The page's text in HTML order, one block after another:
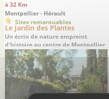
à 32 Km
Montpellier - Hérault
Sites remarquables
Le Jardin des Plantes
Un écrin de nature empreint
d'histoire au centre de Montpellier